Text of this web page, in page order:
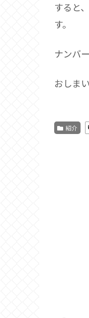
すると
す。
ナンバ
おしま
紹介